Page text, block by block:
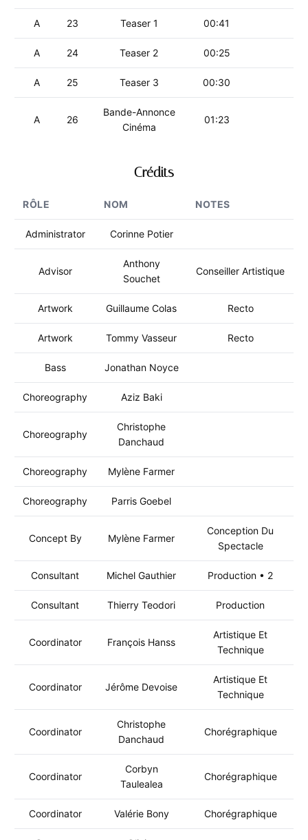
A 23 Teaser 1 00:41
A 24 Teaser 2 00:25
A 25 Teaser 3 00:30
A 26
Bande-Annonce
Cinéma
01:23
Crédits
RÔLE NOM NOTES
Administrator Corinne Potier
Advisor
Anthony
Souchet
Conseiller Artistique
Artwork Guillaume Colas Recto
Artwork Tommy Vasseur Recto
Bass Jonathan Noyce
Choreography Aziz Baki
Choreography
Christophe
Danchaud
Choreography Mylène Farmer
Choreography Parris Goebel
Concept By Mylène Farmer
Conception Du
Spectacle
Consultant Michel Gauthier Production • 2
Consultant Thierry Teodori Production
Coordinator François Hanss
Artistique Et
Technique
Coordinator Jérôme Devoise
Artistique Et
Technique
Coordinator
Christophe
Danchaud
Chorégraphique
Coordinator
Corbyn
Taulealea
Chorégraphique
Coordinator Valérie Bony Chorégraphique